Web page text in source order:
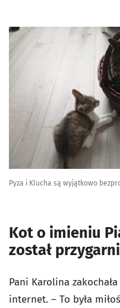
Pyza i Klucha są wyjątkowo
Kot o imieniu
został
Pani Karolina
internet. – To była